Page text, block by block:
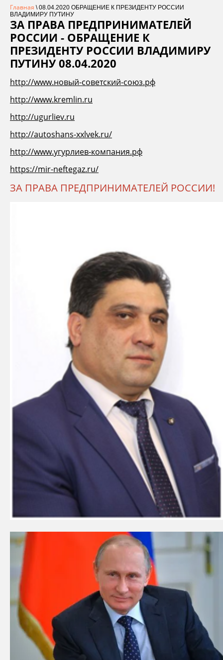
Главная \ 08.04.2020 ОБРАЩЕНИЕ К ПРЕЗИДЕНТУ РОССИИ
ВЛАДИМИРУ ПУТИНУ
ЗА ПРАВА ПРЕДПРИНИМАТЕЛЕЙ
РОССИИ - ОБРАЩЕНИЕ К
ПРЕЗИДЕНТУ РОССИИ ВЛАДИМИРУ
ПУТИНУ 08.04.2020
http://www.новый-советский-союз.рф
http://www.kremlin.ru
http://ugurliev.ru
http://autoshans-xxlvek.ru/
http://www.угурлиев-компания.рф
https://mir-neftegaz.ru/
ЗА ПРАВА ПРЕДПРИНИМАТЕЛЕЙ РОССИИ!